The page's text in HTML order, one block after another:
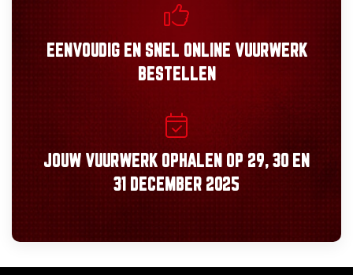
EENVOUDIGEN SNEL ONLINE VUURWERK
BESTELLEN
JOUW VUURWERK OPHALEN OP 29, 30 EN
31 DECEMBER 2025